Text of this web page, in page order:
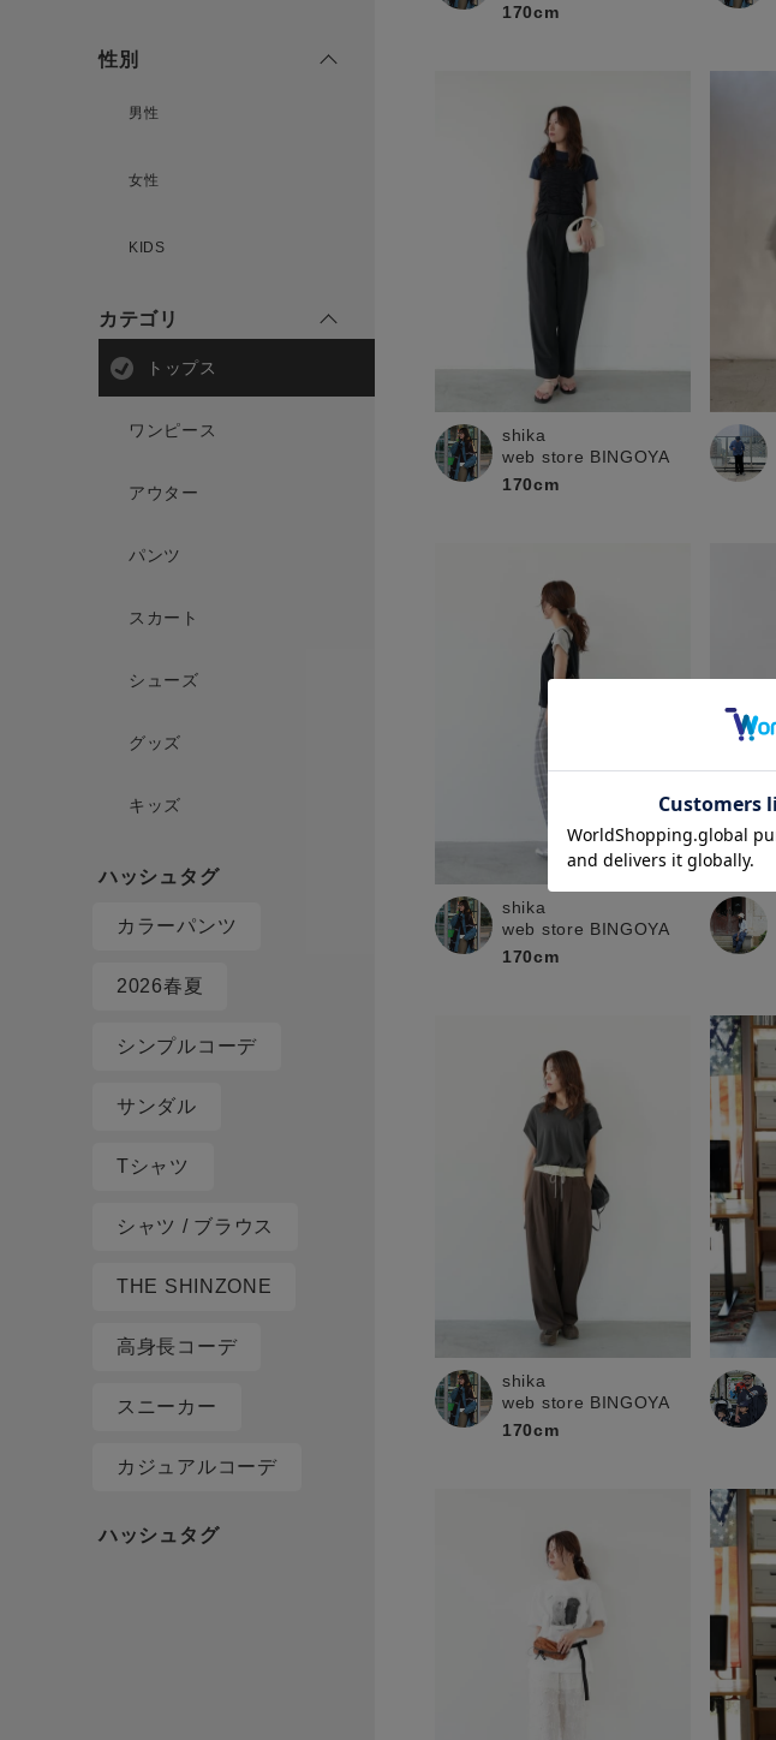
性別
男性
女性
KIDS
カテゴリ
トップス
ワンピース
アウター
パンツ
スカート
シューズ
グッズ
キッズ
カラーパンツ
2026春夏
シンプルコーデ
サンダル
Tシャツ
シャツ / ブラウス
THE SHINZONE
高身長コーデ
スニーカー
カジュアルコーデ
170cm
shika
web store BINGOYA
170cm
shika
web store BINGOYA
170cm
shika
web store BINGOYA
170cm